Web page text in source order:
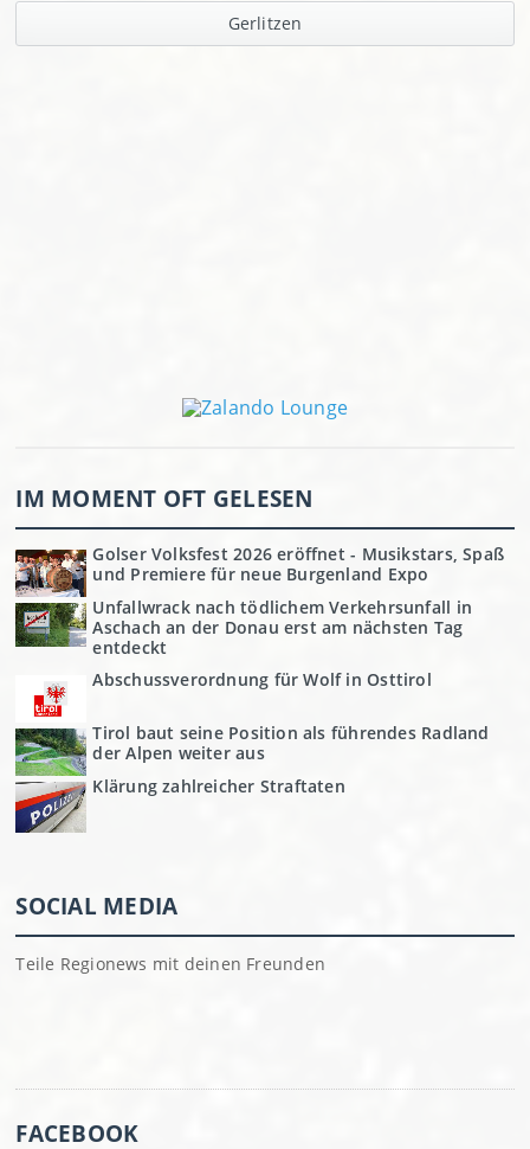
Gerlitzen
IM MOMENT OFT GELESEN
Golser Volksfest 2026 eröffnet - Musikstars, Spaß
und Premiere für neue Burgenland Expo
Unfallwrack nach tödlichem Verkehrsunfall in
Aschach an der Donau erst am nächsten Tag
entdeckt
Abschussverordnung für Wolf in Osttirol
Tirol baut seine Position als führendes Radland
der Alpen weiter aus
Klärung zahlreicher Straftaten
SOCIAL MEDIA
Teile Regionews mit deinen Freunden
FACEBOOK